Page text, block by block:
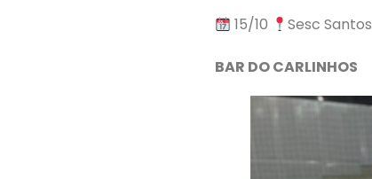
15/10 Sesc Santos
BAR DO CARLINHOS